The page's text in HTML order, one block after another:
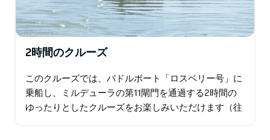
2時間のクルーズ
このクルーズでは、パドルボート「ロスベリー号」に
乗船し、ミルデューラの第11閘門を通過する2時間の
ゆったりとしたクルーズをお楽しみいただけます（往